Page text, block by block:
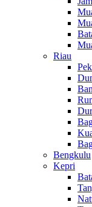
Riau
Bengkulu
Kepri